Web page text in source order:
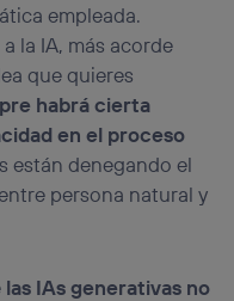
empleada.
la IA, más acorde
que quieres
habrá cierta
en el proceso
están denegando el
persona natural y
las IAs generativas no